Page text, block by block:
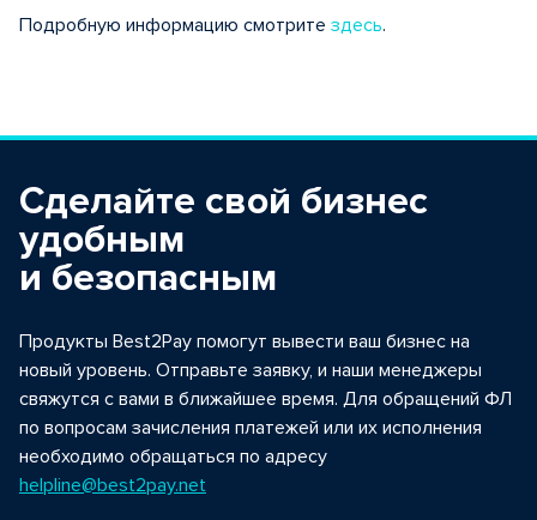
Подробную информацию смотрите здесь.
Сделайте свой бизнес
удобным
и безопасным
Продукты Best2Pay помогут вывести ваш бизнес на
новый уровень. Отправьте заявку, и наши менеджеры
свяжутся с вами в ближайшее время. Для обращений ФЛ
по вопросам зачисления платежей или их исполнения
необходимо обращаться по адресу
helpline@best2pay.net